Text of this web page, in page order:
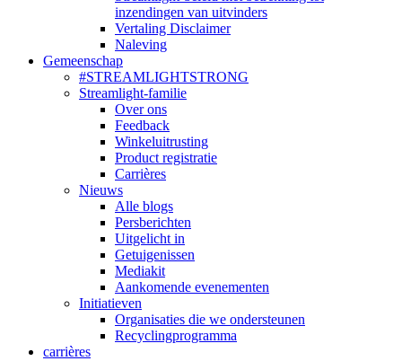
inzendingen van uitvinders
Vertaling Disclaimer
Naleving
Gemeenschap
#STREAMLIGHTSTRONG
Streamlight-familie
Over ons
Feedback
Winkeluitrusting
Product registratie
Carrières
Nieuws
Alle blogs
Persberichten
Uitgelicht in
Getuigenissen
Mediakit
Aankomende evenementen
Initiatieven
Organisaties die we ondersteunen
Recyclingprogramma
carrières